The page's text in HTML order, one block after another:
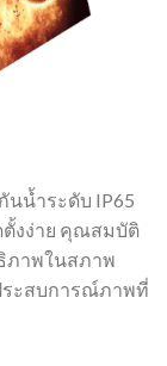
น้ำระดับ IP65
ตั้งง่าย คุณสมบัติ
ภาพในสภาพ
ะสบการณ์ภาพที่